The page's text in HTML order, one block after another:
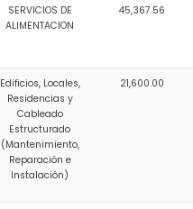
SERVICIOS DE
ALIMENTACION
45,367.56
Edificios, Locales,
Residencias y
Cableado
Estructurado
(Mantenimiento,
Reparación e
Instalación)
21,600.00